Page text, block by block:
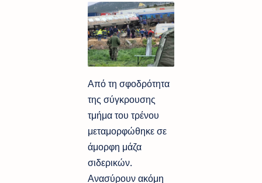
Από τη σφοδρότητα
της σύγκρουσης
τμήμα του τρένου
μεταμορφώθηκε σε
άμορφη μάζα
σιδερικών.
Ανασύρουν ακόμη